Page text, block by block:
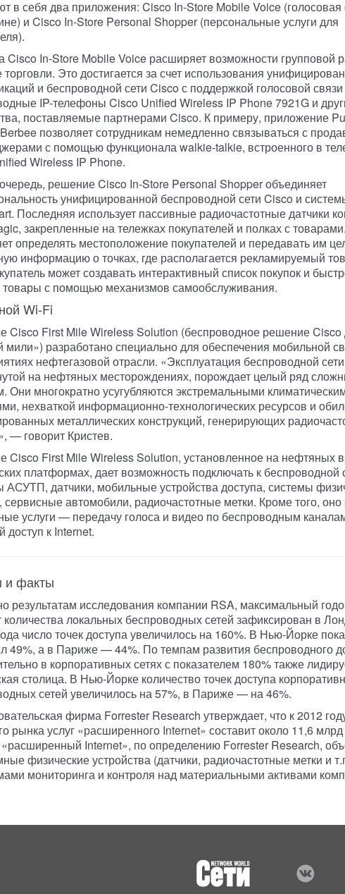
в себя два приложения: Cisco In-Store Mobile Voice (голосовая
и Cisco In-Store Personal Shopper (персональные услуги для
Cisco In-Store Mobile Voice расширяет возможности групповой
Это достигается за счет использования
и беспроводной сети Cisco с поддержкой голосовой
IP-телефоны Cisco Unified Wireless IP Phone 7921G и
поставляемые партнерами Cisco. К примеру, приложение
позволяет сотрудникам немедленно связываться с
с помощью функционала walkie-talkie, встроенного в
Wireless IP Phone.
решение Cisco In-Store Personal Shopper объединяет
унифицированной беспроводной сети Cisco и
Последняя использует пассивные радиочастотные датчики
закрепленные на тележках покупателей и полках с
определять местоположение покупателей и передавать им
информацию о точках, где располагается рекламируемый
может создавать интерактивный список покупок и
с помощью механизмов самообслуживания.
Wi-Fi
Cisco First Mile Wireless Solution (беспроводное решение Cisco
мили») разработано специально для обеспечения мобильной
нефтегазовой отрасли. «Эксплуатация беспроводной
на нефтяных месторождениях, порождает целый ряд
Они многократно усугубляются экстремальными
нехваткой информационно-технологических ресурсов и
металлических конструкций, генерирующих
— говорит Кристев.
Cisco First Mile Wireless Solution, установленное на нефтяных
платформах, дает возможность подключать к беспроводной
АСУТП, датчики, мобильные устройства доступа, системы
автомобили, радиочастотные метки. Кроме того, оно
услуги — передачу голоса и видео по беспроводным
доступ к Internet.
факты
результатам исследования компании RSA, максимальный
количества локальных беспроводных сетей зафиксирован в
число точек доступа увеличилось на 160%. В Нью-Йорке
49%, а в Париже — 44%. По темпам развития беспроводного
в корпоративных сетях с показателем 180% также
столица. В Нью-Йорке количество точек доступа
сетей увеличилось на 57%, в Париже — на 46%.
фирма Forrester Research утверждает, что к 2012
рынка услуг «расширенного Internet» составит около 11,6
Internet», по определению Forrester Research,
физические устройства (датчики, радиочастотные метки и
мониторинга и контроля над материальными активами